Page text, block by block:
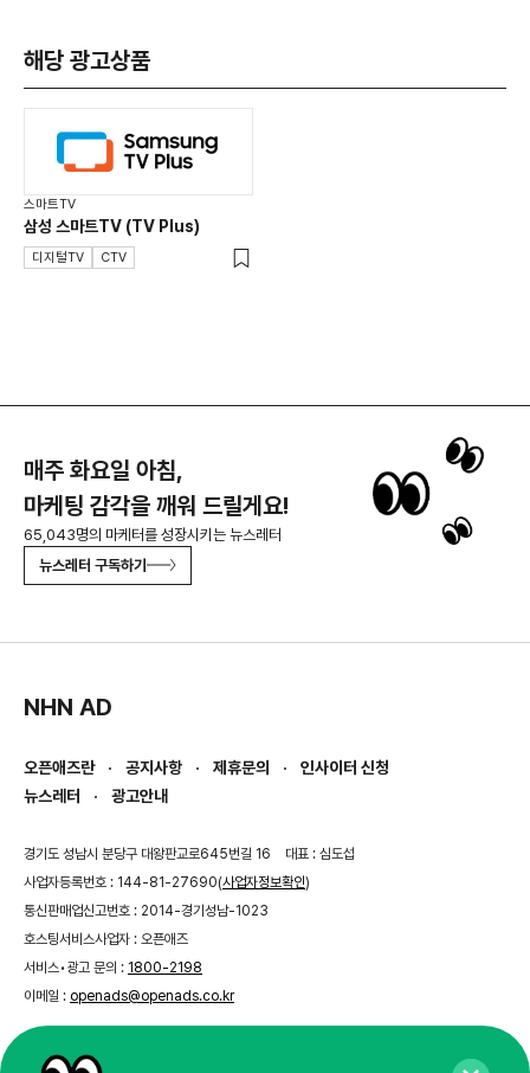
해당 광고상품
스마트TV
삼성 스마트TV (TV Plus)
디지털TV CTV
매주 화요일 아침,
마케팅 감각을 깨워 드릴게요!
65,043명의 마케터를 성장시키는 뉴스레터
뉴스레터 구독하기
NHN AD
오픈애즈란 공지사항 제휴문의
인사이터 신청
뉴스레터
광고안내
경기도 성남시 분당구 대왕판교로645번길 16
대표 : 심도섭
사업자등록번호 : 144-81-27690(사업자정보확인)
통신판매업신고번호 : 2014-경기성남-1023
호스팅서비스사업자 : 오픈애즈
서비스•광고 문의 : 1800-2198
이메일 : openads@openads.co.kr
이용약관개인정보처리방침